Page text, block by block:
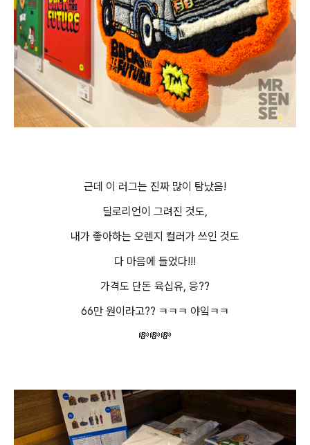
근데 이 러그는 진짜 많이 탐났음!
딜로리언이 그려진 것도,
내가 좋아하는 오렌지 컬러가 쓰인 것도
다 마음에 들었다!!!
가격도 단돈 육십유, 응??
66만 원이라고?? ㅋㅋㅋ 야잌ㅋㅋ
💸💸💸